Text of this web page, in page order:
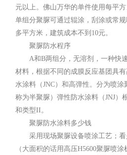
元以上。佛山万华的单件使用每平方
单组分聚脲可通过辊涂，刮涂或常
多平方米，建筑成本不到10元。
聚脲防水程序
A和B两组分，无溶剂，一种快速
材料，根据不同的成膜反应基团具
水涂料（JNC）和高弹性。分为喷
称为半聚脲）弹性防水涂料（JNJ）
和类型II。
聚脲防水涂料多少钱
采用现场聚脲设备喷涂工艺；看
（大面积的话用高压H5600聚脲喷